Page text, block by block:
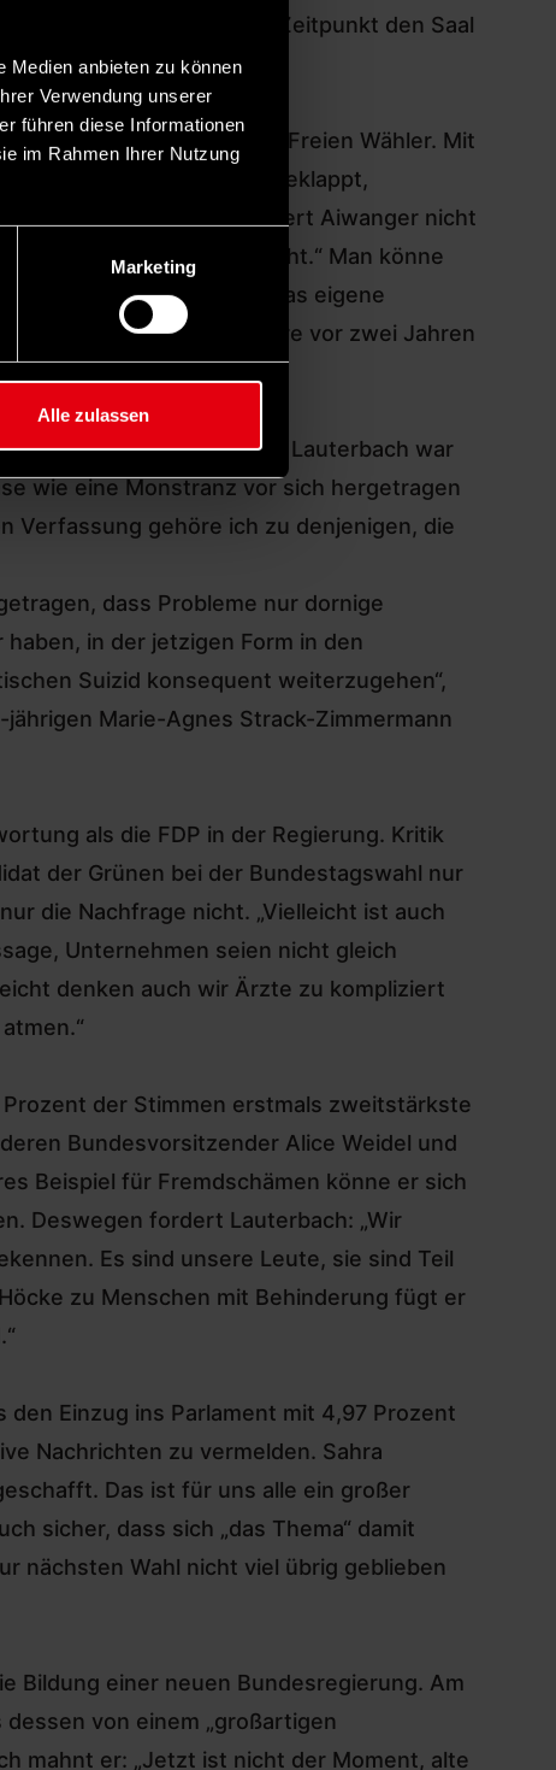
Medien anbieten zu können
Verwendung unserer
führen diese Informationen
im Rahmen Ihrer Nutzung
Marketing
Alle zulassen
spätestens ab diesem Zeitpunkt den Saal
Bundesvorsitzender der Freien Wähler. Mit
Beides hat nicht geklappt,
dafür, dass sie Hubert Aiwanger nicht
Söder völlig unangebracht.“ Man könne
dass er die Schuld für das eigene
Aiwangers Flugblatt-Affäre vor zwei Jahren
Für Lauterbach war
wie eine Monstranz vor sich hergetragen
Verfassung gehöre ich zu denjenigen, die
dass Probleme nur dornige
in der jetzigen Form in den
Suizid konsequent weiterzugehen“,
Marie-Agnes Strack-Zimmermann
als die FDP in der Regierung. Kritik
der Grünen bei der Bundestagswahl nur
die Nachfrage nicht. „Vielleicht ist auch
Unternehmen seien nicht gleich
denken auch wir Ärzte zu kompliziert
der Stimmen erstmals zweitstärkste
Bundesvorsitzender Alice Weidel und
Beispiel für Fremdschämen könne er sich
Deswegen fordert Lauterbach: „Wir
Es sind unsere Leute, sie sind Teil
zu Menschen mit Behinderung fügt er
Einzug ins Parlament mit 4,97 Prozent
Nachrichten zu vermelden. Sahra
Das ist für uns alle ein großer
sicher, dass sich „das Thema“ damit
nächsten Wahl nicht viel übrig geblieben
Bildung einer neuen Bundesregierung. Am
von einem „großartigen
mahnt er: „Jetzt ist nicht der Moment, alte